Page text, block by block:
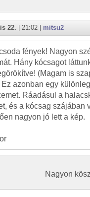
22. | 21:02 | mitsu2
fények! Nagyon
Hány kócsagot
(Magam is
azonban egy
Ráadásul a
és a kócsag szájában
nagyon jó lett a kép.
Nagyon